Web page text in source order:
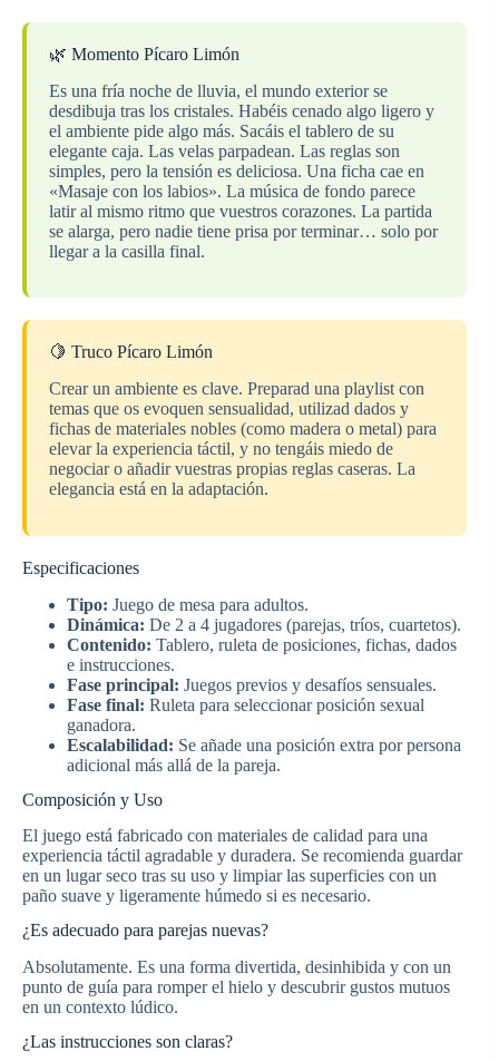
🌿 Momento Pícaro Limón
Es una fría noche de lluvia, el mundo exterior se
desdibuja tras los cristales. Habéis cenado algo ligero y
el ambiente pide algo más. Sacáis el tablero de su
elegante caja. Las velas parpadean. Las reglas son
simples, pero la tensión es deliciosa. Una ficha cae en
«Masaje con los labios». La música de fondo parece
latir al mismo ritmo que vuestros corazones. La partida
se alarga, pero nadie tiene prisa por terminar… solo por
llegar a la casilla final.
🍋 Truco Pícaro Limón
Crear un ambiente es clave. Preparad una playlist con
temas que os evoquen sensualidad, utilizad dados y
fichas de materiales nobles (como madera o metal) para
elevar la experiencia táctil, y no tengáis miedo de
negociar o añadir vuestras propias reglas caseras. La
elegancia está en la adaptación.
Especificaciones
Tipo: Juego de mesa para adultos.
Dinámica: De 2 a 4 jugadores (parejas, tríos, cuartetos).
Contenido: Tablero, ruleta de posiciones, fichas, dados
e instrucciones.
Fase principal: Juegos previos y desafíos sensuales.
Fase final: Ruleta para seleccionar posición sexual
ganadora.
Escalabilidad: Se añade una posición extra por persona
adicional más allá de la pareja.
Composición y Uso
El juego está fabricado con materiales de calidad para una
experiencia táctil agradable y duradera. Se recomienda guardar
en un lugar seco tras su uso y limpiar las superficies con un
paño suave y ligeramente húmedo si es necesario.
¿Es adecuado para parejas nuevas?
Absolutamente. Es una forma divertida, desinhibida y con un
punto de guía para romper el hielo y descubrir gustos mutuos
en un contexto lúdico.
¿Las instrucciones son claras?